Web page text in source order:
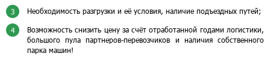
3 Необходимость разгрузки и её условия, наличие подъездных путей;
4
Возможность снизить цену за счёт отработанной годами логистики,
большого пула партнеров-перевозчиков и наличия собственного
парка машин!